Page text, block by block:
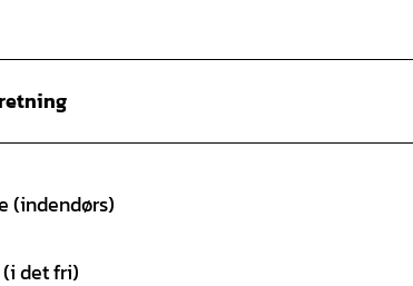
(indendørs)
det fri)